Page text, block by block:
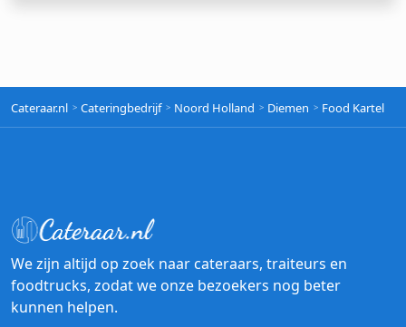
Cateraar.nl Cateringbedrijf Noord Holland Diemen Food Kartel
We zijn altijd op zoek naar cateraars, traiteurs en
foodtrucks, zodat we onze bezoekers nog beter
kunnen helpen.